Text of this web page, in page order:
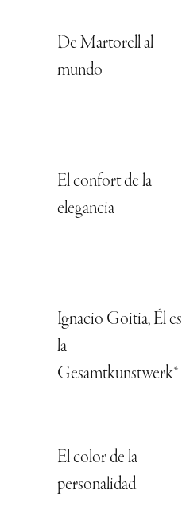
De Martorell al
mundo
El confort de la
elegancia
Ignacio Goitia, Él es
la
Gesamtkunstwerk*
El color de la
personalidad